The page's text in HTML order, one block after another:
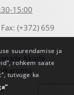
15:00
Fax: (+372) 659
Akude
suurendamise ja
rohkem saate
tutvuge ka